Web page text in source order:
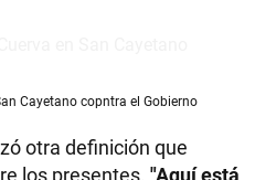
Cayetano copntra el Gobierno
otra definición que